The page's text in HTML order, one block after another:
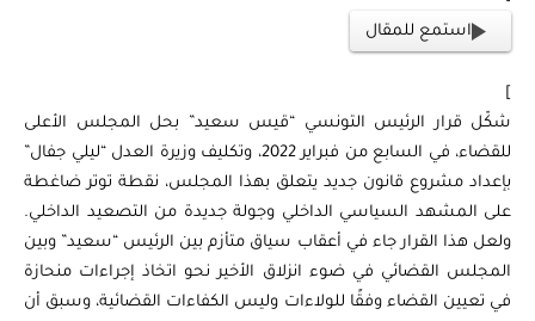
استمع للمقال
شكّل قرار الرئيس التونسي “قيس سعيد” بحل المجلس الأعلى
للقضاء، في السابع من فبراير 2022، وتكليف وزيرة العدل “ليلي جفال”
بإعداد مشروع قانون جديد يتعلق بهذا المجلس، نقطة توتر ضاغطة
على المشهد السياسي الداخلي وجولة جديدة من التصعيد الداخلي.
ولعل هذا القرار جاء في أعقاب سياق متأزم بين الرئيس “سعيد” وبين
المجلس القضائي في ضوء انزلاق الأخير نحو اتخاذ إجراءات منحازة
في تعيين القضاء وفقًا للولاءات وليس الكفاءات القضائية، وسبق أن